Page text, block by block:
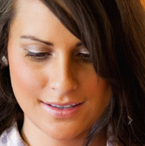
cursos para
en un mundo